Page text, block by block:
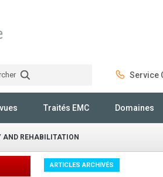
Service
Traités EMC Domaines
AND REHABILITATION
ARTICLES ARCHIVÉS